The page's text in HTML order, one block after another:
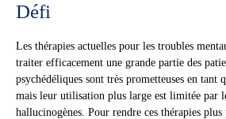
Défi
Les thérapies actuelles pour les troubles
traiter efficacement une grande partie des
psychédéliques sont très prometteuses en tant
mais leur utilisation plus large est limitée par
hallucinogènes. Pour rendre ces thérapies